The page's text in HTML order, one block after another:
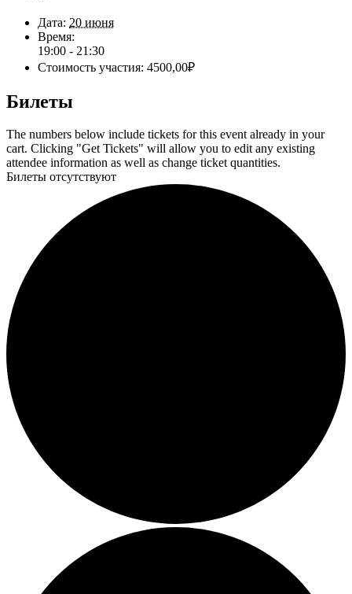
Дата: 20 июня
Время:
19:00 - 21:30
Стоимость участия: 4500,00₽
Билеты
The numbers below include tickets for this event already in your
cart. Clicking "Get Tickets" will allow you to edit any existing
attendee information as well as change ticket quantities.
Билеты отсутствуют